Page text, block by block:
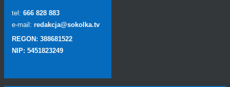
tel: 666 828 883
e-mail: redakcja@sokolka.tv
REGON: 388681522
NIP: 5451823249